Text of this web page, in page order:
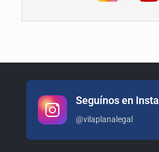
Seguínos en
@vilaplanalegal